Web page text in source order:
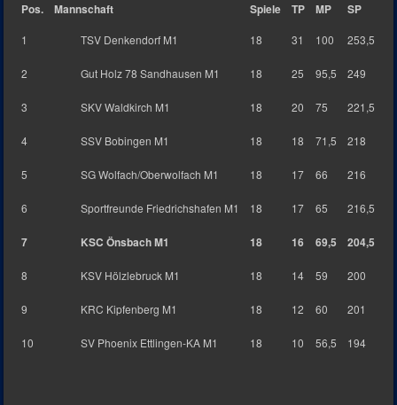
Pos. Mannschaft Spiele TP MP SP
1 TSV Denkendorf M1 18 31 100 253,5
2 Gut Holz 78 Sandhausen M1 18 25 95,5 249
3 SKV Waldkirch M1 18 20 75 221,5
4 SSV Bobingen M1 18 18 71,5 218
5 SG Wolfach/Oberwolfach M1 18 17 66 216
6 Sportfreunde Friedrichshafen M1 18 17 65 216,5
7 KSC Önsbach M1 18 16 69,5 204,5
8 KSV Hölzlebruck M1 18 14 59 200
9 KRC Kipfenberg M1 18 12 60 201
10 SV Phoenix Ettlingen-KA M1 18 10 56,5 194